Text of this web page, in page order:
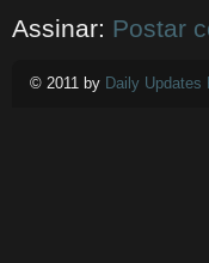
Assinar: Postar
© 2011 by Daily Updates